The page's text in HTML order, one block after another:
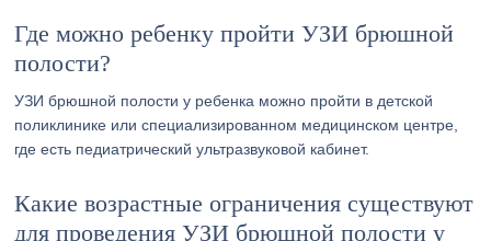
Где можно ребенку пройти УЗИ брюшной
полости?
УЗИ брюшной полости у ребенка можно пройти в детской
поликлинике или специализированном медицинском центре,
где есть педиатрический ультразвуковой кабинет.
Какие возрастные ограничения существуют
для проведения УЗИ брюшной полости у